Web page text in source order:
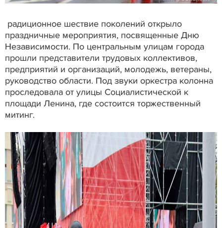
радиционное шествие поколений открыло
праздничные мероприятия, посвященные Дню
Независимости. По центральным улицам города
прошли представители трудовых коллективов,
предприятий и организаций, молодежь, ветераны,
руководство области. Под звуки оркестра колонна
проследовала от улицы Социалистической к
площади Ленина, где состоится торжественный
митинг.